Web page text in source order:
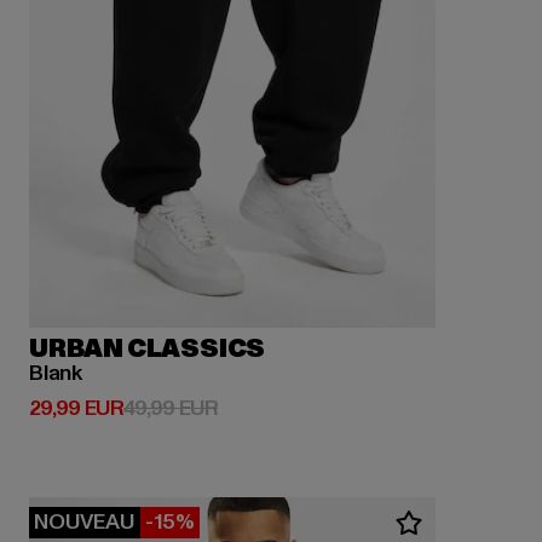
URBAN CLASSICS
Blank
29,99 EUR
Prix courant: 29,99 EUR
49,99 EURPrix en promotion: 49,99 EUR
NOUVEAU -15%